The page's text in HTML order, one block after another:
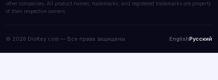
other companies. All product names, trademarks, and registered trademarks are property
of their respective owners.
© 2026 DioKey.com — Все права защищены. EnglishРусский